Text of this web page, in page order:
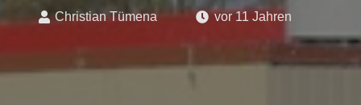
Christian Tümena vor 11 Jahren